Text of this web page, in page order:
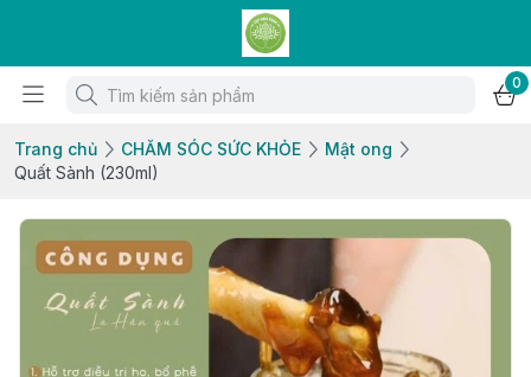
0
Trang chủ CHĂM SÓC SỨC KHỎE
Mật ong
Quất Sành (230ml)